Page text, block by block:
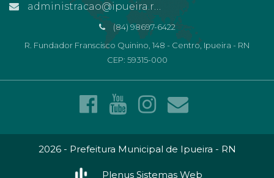
administracao@ipueira.rn.gov.br
(84) 98697-6422
R. Fundador Franscisco Quinino, 148 - Centro, Ipueira - RN
CEP: 59315-000
2026 - Prefeitura Municipal de Ipueira - RN
Plenus Sistemas Web